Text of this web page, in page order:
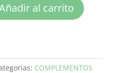
al carrito
COMPLEMENTOS